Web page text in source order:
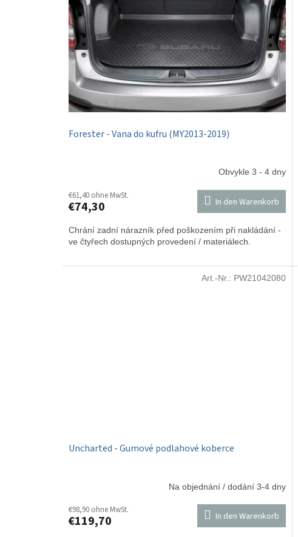
Forester - Vana do kufru (MY2013-2019)
Obvykle 3 - 4 dny
€61,40 ohne MwSt.
€74,30 In den Warenkorb
Chrání zadní nárazník před poškozením při nakládání -
ve čtyřech dostupných provedení / materiálech.
Uncharted - Gumové podlahové koberce
Na objednání / dodání 3-4 dny
€98,90 ohne MwSt.
€119,70 In den Warenkorb
Art.-Nr.: PW21042080